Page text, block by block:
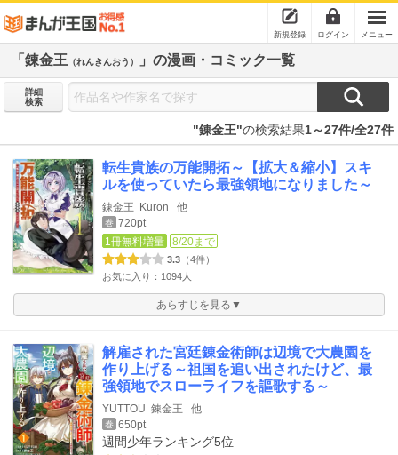
新規登録 ログイン メニュー
「錬金王 （れんきんおう） 」の漫画・コミック一覧
詳細
検索
"錬金王"の検索結果1～27件/全27件
転生貴族の万能開拓～【拡大＆縮小】スキ
ルを使っていたら最強領地になりました～
錬金王 Kuron 他
巻 720pt
1冊無料増量
8/20まで
3.3 （4件）
お気に入り：1094人
あらすじを見る▼
解雇された宮廷錬金術師は辺境で大農園を
作り上げる～祖国を追い出されたけど、最
強領地でスローライフを謳歌する～
YUTTOU 錬金王 他
巻 650pt
週間少年ランキング5位